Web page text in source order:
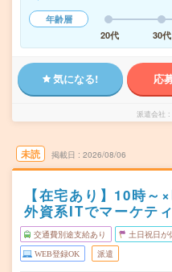
年齢層
20代
30代
気になる! 応
派遣会社
未読 掲載日 2026/08/06
【在宅あり】10時～
外資系ITでマーケテ
交通費別途支給あり 土日祝日が
WEB登録OK 派遣